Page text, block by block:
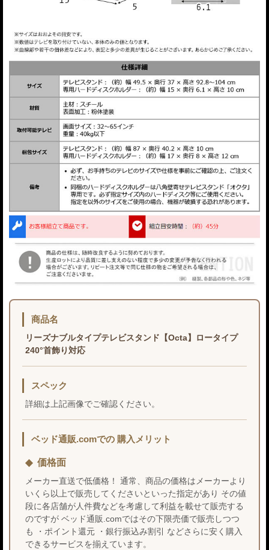
商品名
リーズナブルタイプテレビスタンド【Octa】ロータイプ
240°首飾り対応
スペック
詳細は上記画像でご確認ください。
ベッド通販.comでの 購入メリット
価格面
メーカー直送で低価格！ 通常、商品の価格はメーカーより
いくら以上で販売してくださいといった指定があり その値
段に各店舗が人件費などを考慮して利益を載せて販売する
のですが ベッド通販.comではその下限売価で販売しつつ
も ・ポイント還元 ・銀行振込み割引 などさらに安く購入
できるサービスを揃えています。